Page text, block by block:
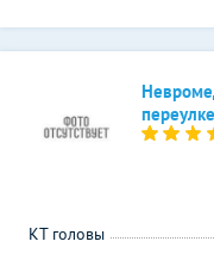
переулке
КТ головы